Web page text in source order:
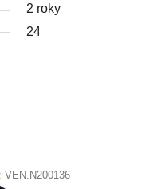
2 roky
24
VEN.N200136